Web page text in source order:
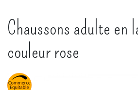
Chaussons adulte en
couleur rose